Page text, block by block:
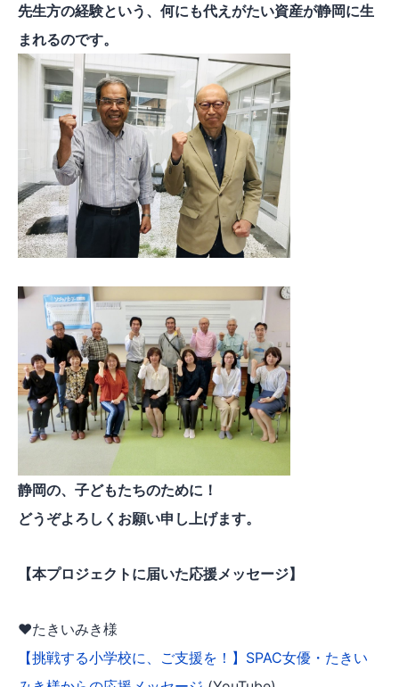
先生方の経験という、何にも代えがたい資産が静岡に生
まれるのです。
静岡の、子どもたちのために！
どうぞよろしくお願い申し上げます。
【本プロジェクトに届いた応援メッセージ】
♥たきいみき様
【挑戦する小学校に、ご支援を！】SPAC女優・たきい